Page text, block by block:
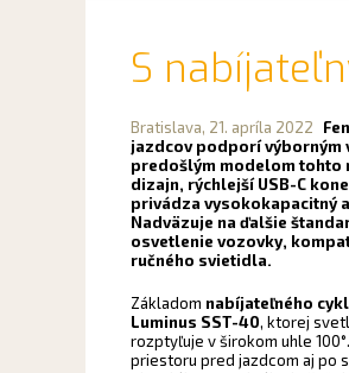
S
Bratislava, 21. apríla 2022
jazdcov podporí výborným
predošlým modelom tohto
dizajn, rýchlejší USB-C
privádza vysokokapacitný
Nadväzuje na ďalšie
osvetlenie vozovky,
ručného svietidla.
Základom nabíjateľného
Luminus SST-40, ktorej
rozptyľuje v širokom uhle
priestoru pred jazdcom aj po